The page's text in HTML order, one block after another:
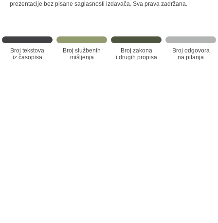
prezentacije bez pisane saglasnosti izdavača. Sva prava zadržana.
Broj tekstova
iz časopisa
Broj službenih
mišljenja
Broj zakona
i drugih propisa
Broj odgovora
na pitanja